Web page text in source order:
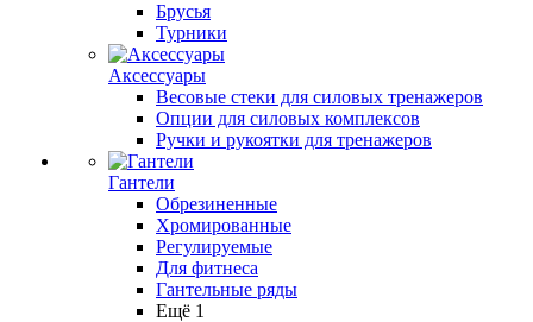
Брусья
Турники
Аксессуары
Весовые стеки для силовых тренажеров
Опции для силовых комплексов
Ручки и рукоятки для тренажеров
Гантели
Обрезиненные
Хромированные
Регулируемые
Для фитнеса
Гантельные ряды
Ещё 1